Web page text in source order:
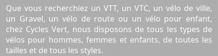
Que vous recherchiez un VTT, un VTC, un vélo de ville,
un Gravel, un vélo de route ou un vélo pour enfant,
chez Cycles Vert, nous disposons de tous les types de
vélos pour hommes, femmes et enfants, de toutes les
tailles et de tous les styles.